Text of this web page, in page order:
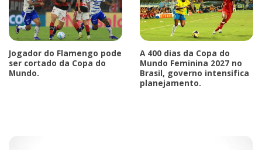
Jogador do Flamengo pode
ser cortado da Copa do
Mundo.
A 400 dias da Copa do
Mundo Feminina 2027 no
Brasil, governo intensifica
planejamento.